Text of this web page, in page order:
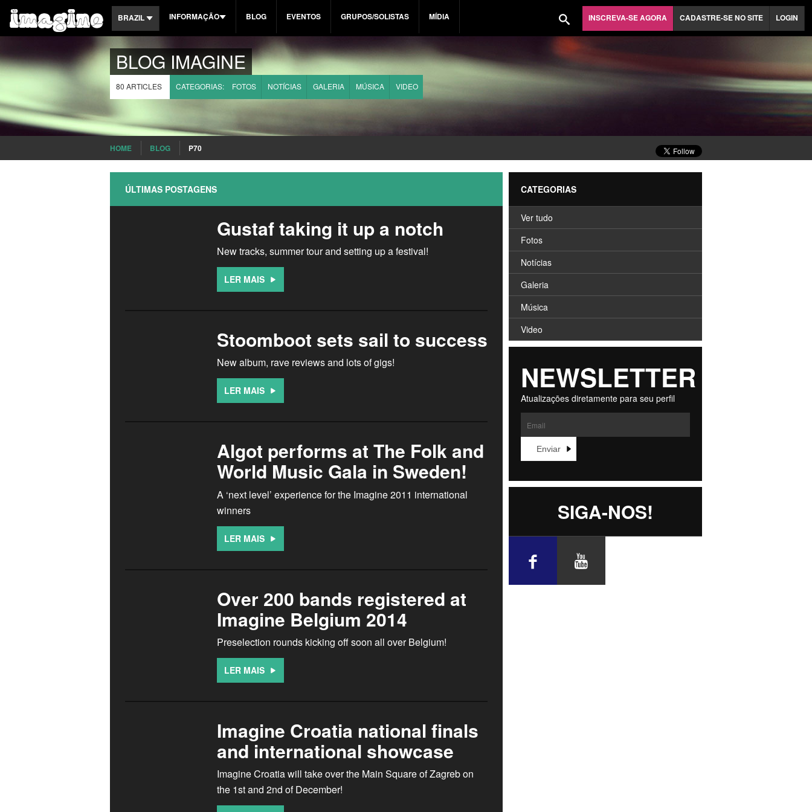
BRAZIL
INTERNATIONAL
BELGIUM
SPAIN
ROMANIA
NORWAY
INFORMAÇÃO
SOBRE IMAGINE
FAQ
BLOG EVENTOS GRUPOS/SOLISTAS MÍDIA INSCREVA-SE AGORA CADASTRE-SE NO SITE LOGIN
BLOG IMAGINE
80 ARTICLES CATEGORIAS: FOTOS NOTÍCIAS GALERIA MÚSICA VIDEO
HOME BLOG P70
ÚLTIMAS POSTAGENS
Gustaf taking it up a notch
New tracks, summer tour and setting up a festival!
LER MAIS
Stoomboot sets sail to success
New album, rave reviews and lots of gigs!
LER MAIS
Algot performs at The Folk and
World Music Gala in Sweden!
A ‘next level’ experience for the Imagine 2011 international
winners
LER MAIS
Over 200 bands registered at
Imagine Belgium 2014
Preselection rounds kicking off soon all over Belgium!
LER MAIS
Imagine Croatia national finals
and international showcase
Imagine Croatia will take over the Main Square of Zagreb on
the 1st and 2nd of December!
CATEGORIAS
Ver tudo
Fotos
Notícias
Galeria
Música
Video
NEWSLETTER
Atualizaçōes diretamente para seu perfil
SIGA-NOS!